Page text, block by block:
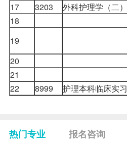
17
3203
外科护理学（二）
18
19
20
21
22
8999 护理本科临床实习
热门专业 报名咨询